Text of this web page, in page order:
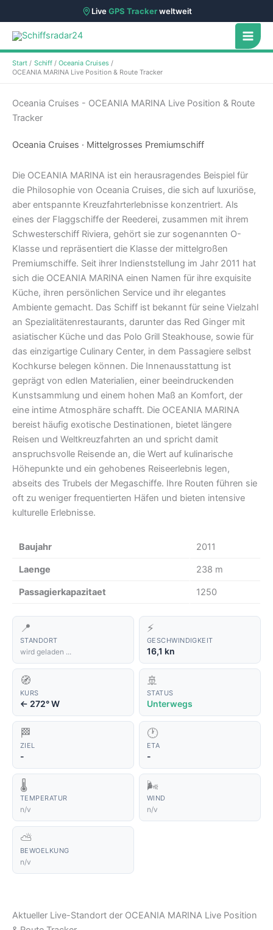
LiveGPS Trackerweltweit
Zum
Inhalt
springen
Start Schiff
Oceania Cruises
OCEANIA MARINA Live Position & Route Tracker
Oceania Cruises - OCEANIA MARINA Live Position & Route
Tracker
Oceania Cruises · Mittelgrosses Premiumschiff
Die OCEANIA MARINA ist ein herausragendes Beispiel für
die Philosophie von Oceania Cruises, die sich auf luxuriöse,
aber entspannte Kreuzfahrterlebnisse konzentriert. Als
eines der Flaggschiffe der Reederei, zusammen mit ihrem
Schwesterschiff Riviera, gehört sie zur sogenannten O-
Klasse und repräsentiert die Klasse der mittelgroßen
Premiumschiffe. Seit ihrer Indienststellung im Jahr 2011 hat
sich die OCEANIA MARINA einen Namen für ihre exquisite
Küche, ihren persönlichen Service und ihr elegantes
Ambiente gemacht. Das Schiff ist bekannt für seine Vielzahl
an Spezialitätenrestaurants, darunter das Red Ginger mit
asiatischer Küche und das Polo Grill Steakhouse, sowie für
das einzigartige Culinary Center, in dem Passagiere selbst
Kochkurse belegen können. Die Innenausstattung ist
geprägt von edlen Materialien, einer beeindruckenden
Kunstsammlung und einem hohen Maß an Komfort, der
eine intime Atmosphäre schafft. Die OCEANIA MARINA
bereist häufig exotische Destinationen, bietet längere
Reisen und Weltkreuzfahrten an und spricht damit
anspruchsvolle Reisende an, die Wert auf kulinarische
Höhepunkte und ein gehobenes Reiseerlebnis legen,
abseits des Trubels der Megaschiffe. Ihre Routen führen sie
oft zu weniger frequentierten Häfen und bieten intensive
kulturelle Erlebnisse.
Baujahr 2011
Laenge 238 m
Passagierkapazitaet 1250
📍
STANDORT
wird geladen ...
⚡
GESCHWINDIGKEIT
16,1 kn
🧭
KURS
↑ 272° W
🚢
STATUS
Unterwegs
🏁
ZIEL
-
🕐
ETA
-
🌡️
TEMPERATUR
n/v
🌬️
WIND
n/v
⛅
BEWOELKUNG
n/v
Aktueller Live-Standort der OCEANIA MARINA Live Position